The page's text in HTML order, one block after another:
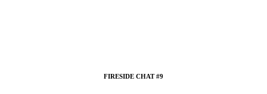
FIRESIDE CHAT #9